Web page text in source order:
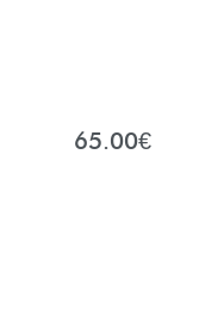
65.00€